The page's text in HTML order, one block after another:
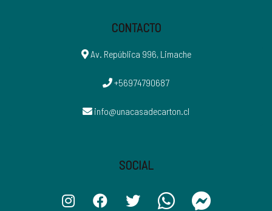
CONTACTO
Av. República 996, Limache
+56974790687
info@unacasadecarton.cl
SOCIAL